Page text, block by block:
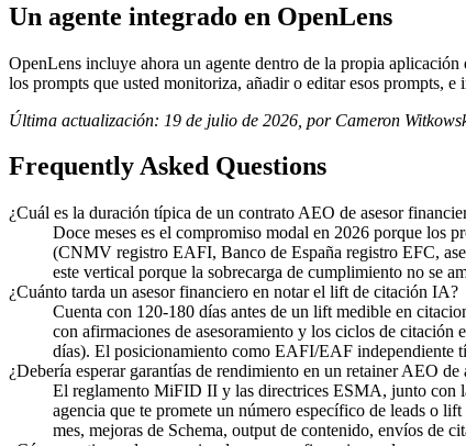
Un agente integrado en OpenLens
OpenLens incluye ahora un agente dentro de la propia aplicación
los prompts que usted monitoriza, añadir o editar esos prompts,
Última actualización: 19 de julio de 2026, por Cameron
Frequently Asked Questions
¿Cuál es la duración típica de un contrato AEO de asesor
Doce meses es el compromiso modal en 2026 porque los
(CNMV registro EAFI, Banco de España registro EFC,
este vertical porque la sobrecarga de cumplimiento no se
¿Cuánto tarda un asesor financiero en notar el lift de citación IA?
Cuenta con 120-180 días antes de un lift medible en
con afirmaciones de asesoramiento y los ciclos de citación
días). El posicionamiento como EAFI/EAF independiente
¿Debería esperar garantías de rendimiento en un retainer AEO de
El reglamento MiFID II y las directrices ESMA, junto con
agencia que te promete un número específico de leads o
mes, mejoras de Schema, output de contenido, envíos de